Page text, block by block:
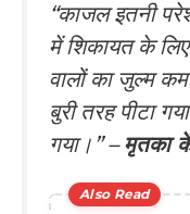
“काजल इतनी
में शिकायत के
वालों का जुल्म
बुरी तरह पीटा
गया।” –मृतका
Also Read